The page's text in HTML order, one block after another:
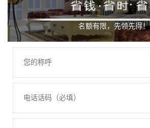
名额有限，先领先得！